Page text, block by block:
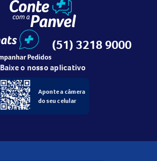
(51) 3218 9000
Baixe o nosso aplicativo
Aponte a câmera
do seu celular